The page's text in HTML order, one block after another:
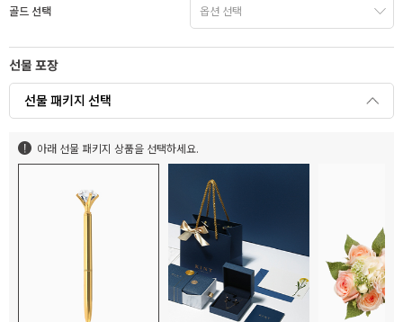
골드 선택
선물 포장
선물 패키지 선택
아래 선물 패키지 상품을 선택하세요.